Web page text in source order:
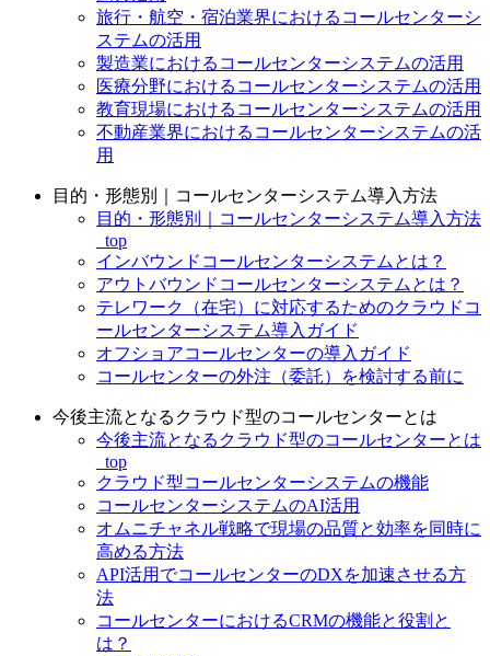
旅行・航空・宿泊業界におけるコールセンターシ
ステムの活用
製造業におけるコールセンターシステムの活用
医療分野におけるコールセンターシステムの活用
教育現場におけるコールセンターシステムの活用
不動産業界におけるコールセンターシステムの活
用
目的・形態別｜コールセンターシステム導入方法
目的・形態別｜コールセンターシステム導入方法
_top
インバウンドコールセンターシステムとは？
アウトバウンドコールセンターシステムとは？
テレワーク（在宅）に対応するためのクラウドコ
ールセンターシステム導入ガイド
オフショアコールセンターの導入ガイド
コールセンターの外注（委託）を検討する前に
今後主流となるクラウド型のコールセンターとは
今後主流となるクラウド型のコールセンターとは
_top
クラウド型コールセンターシステムの機能
コールセンターシステムのAI活用
オムニチャネル戦略で現場の品質と効率を同時に
高める方法
API活用でコールセンターのDXを加速させる方
法
コールセンターにおけるCRMの機能と役割と
は？